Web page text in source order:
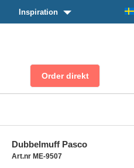
Inspiration
Dubbelmuff Pasco
Art.nr ME-9507